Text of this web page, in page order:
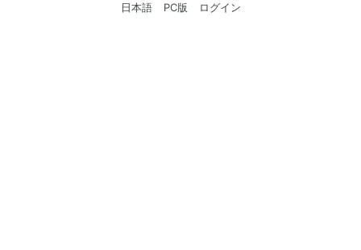
日本語 PC版 ログイン